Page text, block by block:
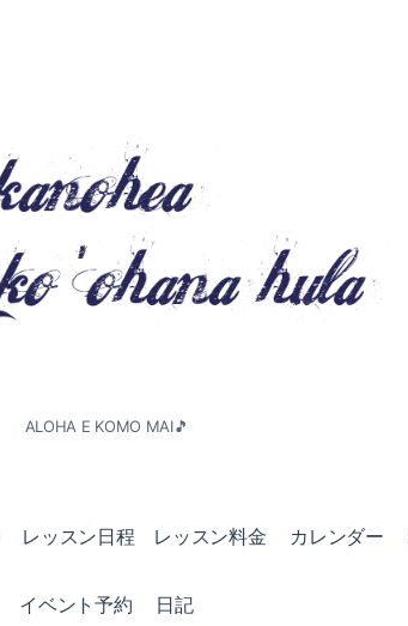
ALOHA E KOMO MAI🎵
レッスン日程 レッスン料金 カレンダー
イベント予約 日記